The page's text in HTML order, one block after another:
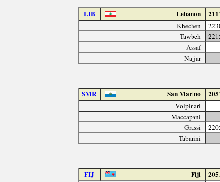
LIB Lebanon
Khechen
Tawbeh
Assaf
Najjar
SMR San Marino
Volpinari
Maccapani
Grassi
Tabarini
FIJ Fiji